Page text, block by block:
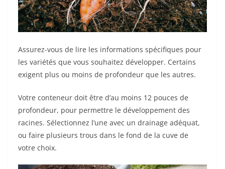
Assurez-vous de lire les informations spécifiques pour
les variétés que vous souhaitez développer. Certains
exigent plus ou moins de profondeur que les autres.
Votre conteneur doit être d’au moins 12 pouces de
profondeur, pour permettre le développement des
racines. Sélectionnez l’une avec un drainage adéquat,
ou faire plusieurs trous dans le fond de la cuve de
votre choix.